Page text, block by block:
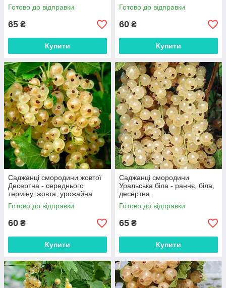
Готово до відправки
65 ₴
Купити
Готово до відправки
60 ₴
Купити
Саджанці смородини жовтої
Десертна - середнього
терміну, жовта, урожайна
Готово до відправки
60 ₴
Купити
Саджанці смородини
Уральська біла - раннє, біла,
десертна
Готово до відправки
65 ₴
Купити